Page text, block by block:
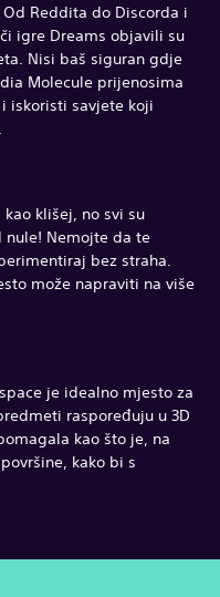
Reddita do Discorda i
igre Dreams objavili su
Nisi baš siguran gdje
Molecule prijenosima
iskoristi savjete koji
klišej, no svi su
nule! Nemojte da te
bez straha.
može napraviti na više
je idealno mjesto za
raspoređuju u 3D
kao što je, na
kako bi s